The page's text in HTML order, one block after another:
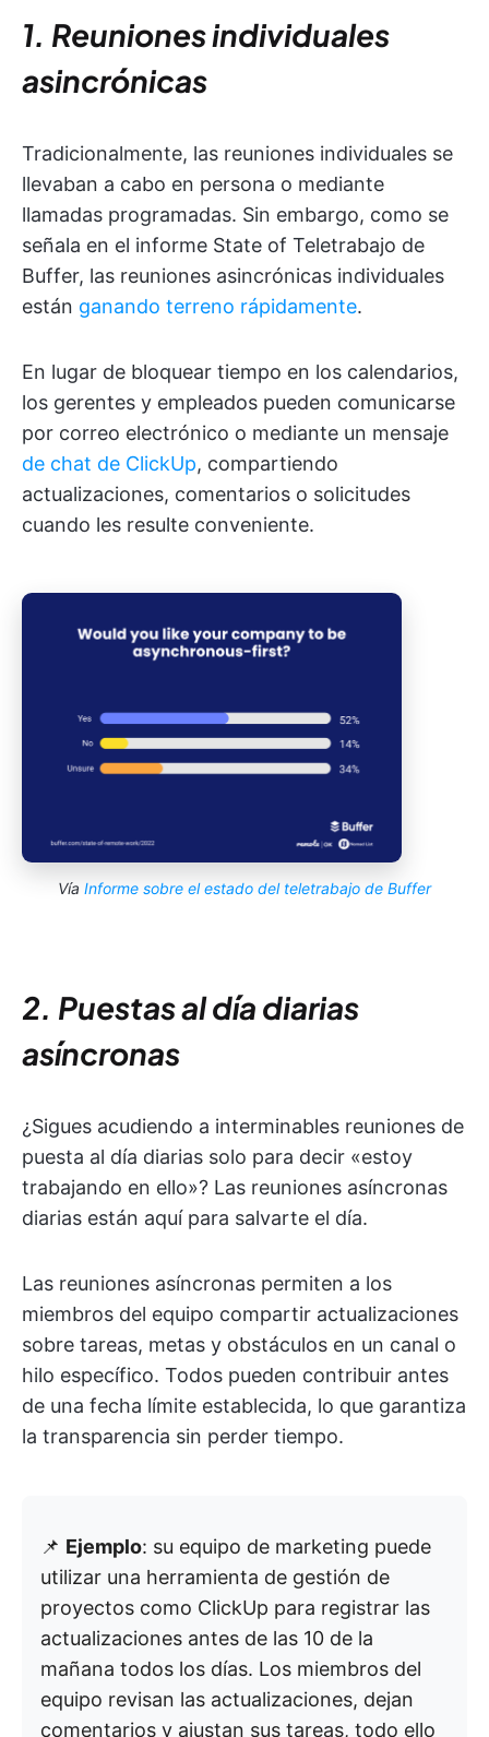
1. Reuniones individuales
asincrónicas
Tradicionalmente, las reuniones individuales se
llevaban a cabo en persona o mediante
llamadas programadas. Sin embargo, como se
señala en el informe State of Teletrabajo de
Buffer, las reuniones asincrónicas individuales
están ganando terreno rápidamente.
En lugar de bloquear tiempo en los calendarios,
los gerentes y empleados pueden comunicarse
por correo electrónico o mediante un mensaje
de chat de ClickUp, compartiendo
actualizaciones, comentarios o solicitudes
cuando les resulte conveniente.
Vía Informe sobre el estado del teletrabajo de Buffer
2. Puestas al día diarias
asíncronas
¿Sigues acudiendo a interminables reuniones de
puesta al día diarias solo para decir «estoy
trabajando en ello»? Las reuniones asíncronas
diarias están aquí para salvarte el día.
Las reuniones asíncronas permiten a los
miembros del equipo compartir actualizaciones
sobre tareas, metas y obstáculos en un canal o
hilo específico. Todos pueden contribuir antes
de una fecha límite establecida, lo que garantiza
la transparencia sin perder tiempo.
📌 Ejemplo: su equipo de marketing puede
utilizar una herramienta de gestión de
proyectos como ClickUp para registrar las
actualizaciones antes de las 10 de la
mañana todos los días. Los miembros del
equipo revisan las actualizaciones, dejan
comentarios y ajustan sus tareas, todo ello